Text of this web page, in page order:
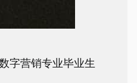
字营销专业毕业生